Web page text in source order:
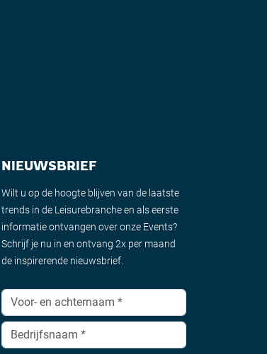
NIEUWSBRIEF
Wilt u op de hoogte blijven van de laatste
trends in de Leisurebranche en als eerste
informatie ontvangen over onze Events?
Schrijf je nu in en ontvang 2x per maand
de inspirerende nieuwsbrief.